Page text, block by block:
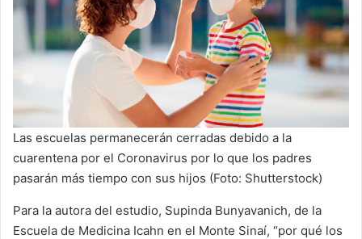
Las escuelas permanecerán cerradas debido a la
cuarentena por el Coronavirus por lo que los padres
pasarán más tiempo con sus hijos (Foto: Shutterstock)
Para la autora del estudio, Supinda Bunyavanich, de la
Escuela de Medicina Icahn en el Monte Sinaí, “por qué los